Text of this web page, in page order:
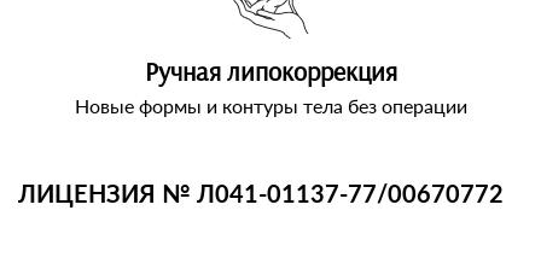
Ручная липокоррекция
Новые формы и контуры тела без операции
ЛИЦЕНЗИЯ № Л041-01137-77/00670772